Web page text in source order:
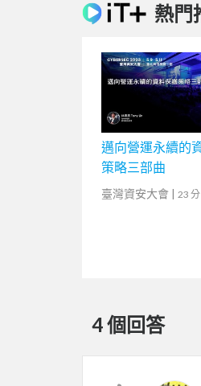
熱門
邁向營運永續的
策略三部曲
臺灣資安大會 | 23 分
4 個回答